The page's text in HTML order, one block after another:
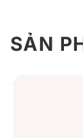
SẢN